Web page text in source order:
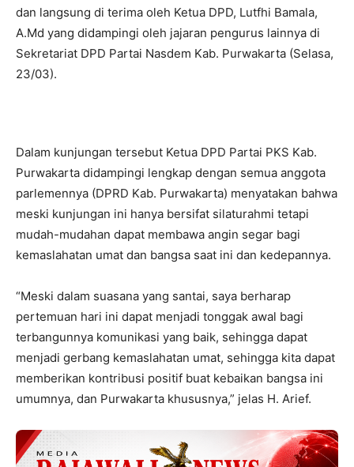
dan langsung di terima oleh Ketua DPD, Lutfhi Bamala,
A.Md yang didampingi oleh jajaran pengurus lainnya di
Sekretariat DPD Partai Nasdem Kab. Purwakarta (Selasa,
23/03).
Dalam kunjungan tersebut Ketua DPD Partai PKS Kab.
Purwakarta didampingi lengkap dengan semua anggota
parlemennya (DPRD Kab. Purwakarta) menyatakan bahwa
meski kunjungan ini hanya bersifat silaturahmi tetapi
mudah-mudahan dapat membawa angin segar bagi
kemaslahatan umat dan bangsa saat ini dan kedepannya.
“Meski dalam suasana yang santai, saya berharap
pertemuan hari ini dapat menjadi tonggak awal bagi
terbangunnya komunikasi yang baik, sehingga dapat
menjadi gerbang kemaslahatan umat, sehingga kita dapat
memberikan kontribusi positif buat kebaikan bangsa ini
umumnya, dan Purwakarta khususnya,” jelas H. Arief.